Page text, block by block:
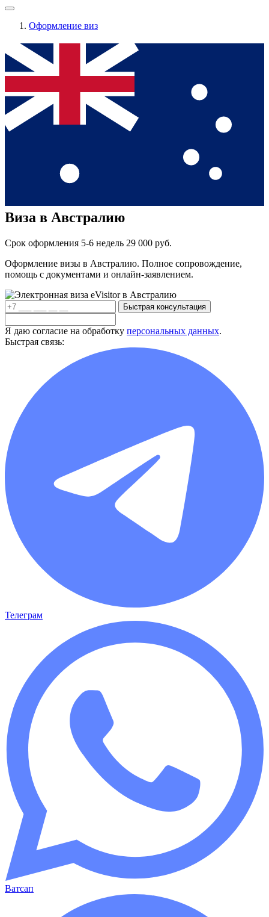
Оформление виз
Виза в Австралию
Срок оформления 5-6 недель 29 000 руб.
Оформление визы в Австралию. Полное сопровождение,
помощь с документами и онлайн-заявлением.
Быстрая консультация
Я даю согласие на обработку персональных данных.
Быстрая связь:
Телеграм
Ватсап